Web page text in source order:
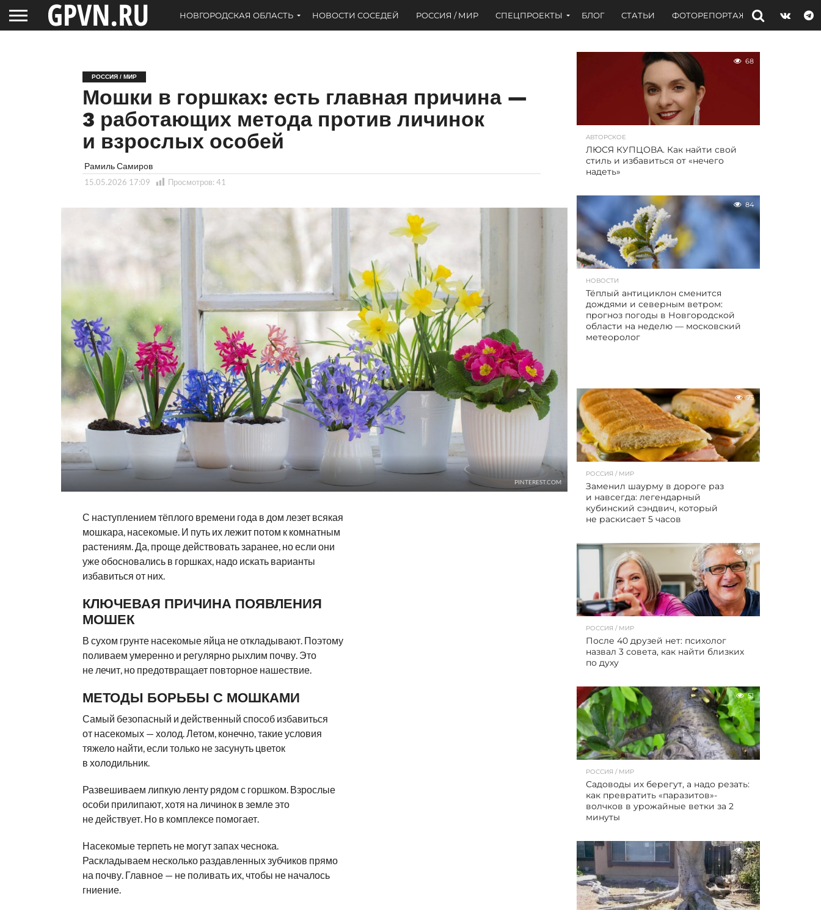
НОВГОРОДСКАЯ ОБЛАСТЬ НОВОСТИ СОСЕДЕЙ РОССИЯ / МИР СПЕЦПРОЕКТЫ БЛОГ СТАТЬИ ФОТОРЕПОРТАЖИ ИНТЕРВЬЮ
РОССИЯ / МИР
Мошки в горшках: есть главная причина —
3 работающих метода против личинок
и взрослых особей
Рамиль Самиров
15.05.2026 17:09 Просмотров: 41
PINTEREST.COM
С наступлением тёплого времени года в дом лезет всякая
мошкара, насекомые. И путь их лежит потом к комнатным
растениям. Да, проще действовать заранее, но если они
уже обосновались в горшках, надо искать варианты
избавиться от них.
КЛЮЧЕВАЯ ПРИЧИНА ПОЯВЛЕНИЯ
МОШЕК
В сухом грунте насекомые яйца не откладывают. Поэтому
поливаем умеренно и регулярно рыхлим почву. Это
не лечит, но предотвращает повторное нашествие.
МЕТОДЫ БОРЬБЫ С МОШКАМИ
Самый безопасный и действенный способ избавиться
от насекомых — холод. Летом, конечно, такие условия
тяжело найти, если только не засунуть цветок
в холодильник.
Развешиваем липкую ленту рядом с горшком. Взрослые
особи прилипают, хотя на личинок в земле это
не действует. Но в комплексе помогает.
Насекомые терпеть не могут запах чеснока.
Раскладываем несколько раздавленных зубчиков прямо
на почву. Главное — не поливать их, чтобы не началось
гниение.
68
АВТОРСКОЕ
ЛЮСЯ КУПЦОВА. Как найти свой
стиль и избавиться от «нечего
надеть»
84
НОВОСТИ
Тёплый антициклон сменится
дождями и северным ветром:
прогноз погоды в Новгородской
области на неделю — московский
метеоролог
75
РОССИЯ / МИР
Заменил шаурму в дороге раз
и навсегда: легендарный
кубинский сэндвич, который
не раскисает 5 часов
41
РОССИЯ / МИР
После 40 друзей нет: психолог
назвал 3 совета, как найти близких
по духу
51
РОССИЯ / МИР
Садоводы их берегут, а надо резать:
как превратить «паразитов»-
волчков в урожайные ветки за 2
минуты
33